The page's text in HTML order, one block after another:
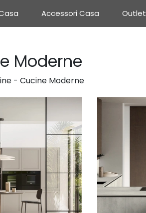
Accessori Casa Outlet
Moderne
- Cucine Moderne